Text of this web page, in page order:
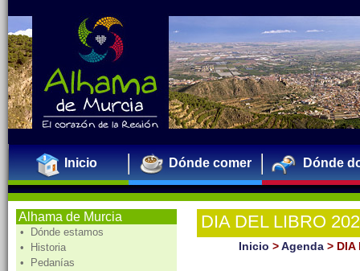
Inicio Dónde comer Dónde
Alhama de Murcia
• Dónde estamos
• Historia
• Pedanías
DIA DEL LIBRO
Intangibles"
Inicio >Agenda > DIA